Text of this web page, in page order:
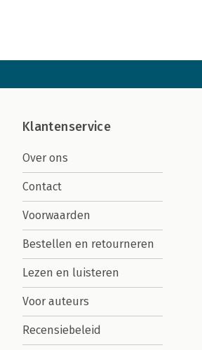
Klantenservice
Over ons
Contact
Voorwaarden
Bestellen en retourneren
Lezen en luisteren
Voor auteurs
Recensiebeleid